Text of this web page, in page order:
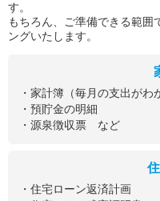
す。
もちろん、ご準備できる範囲
ングいたします。
・家計簿（毎月の支出がわ
・預貯金の明細
・源泉徴収票 など
・住宅ローン返済計画